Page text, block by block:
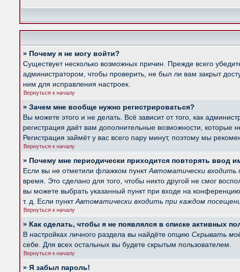
» Почему я не могу войти?
Существует несколько возможных причин. Прежде всего
администратором, чтобы проверить, не был ли вам закрыт
ним для исправления настроек.
Вернуться к началу
» Зачем мне вообще нужно регистрироваться?
Вы можете этого и не делать. Всё зависит от того, как
регистрация даёт вам дополнительные возможности,
Регистрация займёт у вас всего пару минут, поэтому мы
Вернуться к началу
» Почему мне периодически приходится повторять ввод
Если вы не отметили флажком пунктАвтоматически входить
время. Это сделано для того, чтобы никто другой не смог
вы можете выбрать указанный пункт при входе на
т. д. Если пунктАвтоматически входить при каждом
Вернуться к началу
» Как сделать, чтобы я не появлялся в списке активных
В настройках личного раздела вы найдёте опцию Скрывать
себе. Для всех остальных вы будете скрытым пользователем.
Вернуться к началу
» Я забыл пароль!